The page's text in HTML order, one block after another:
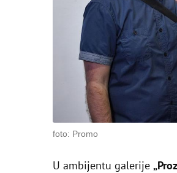
foto: Promo
U ambijentu galerije